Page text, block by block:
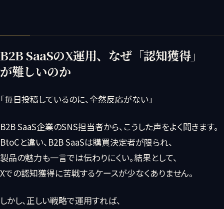
B2B SaaSのX運用、なぜ「認知獲得」
が難しいのか
「毎日投稿しているのに、全然反応がない」
B2B SaaS企業のSNS担当者から、こうした声をよく聞きます。
BtoCと違い、B2B SaaSは購買決定者が限られ、
製品の魅力も一言では伝わりにくい。結果として、
Xでの認知獲得に苦戦するケースが少なくありません。
しかし、正しい戦略で運用すれば、